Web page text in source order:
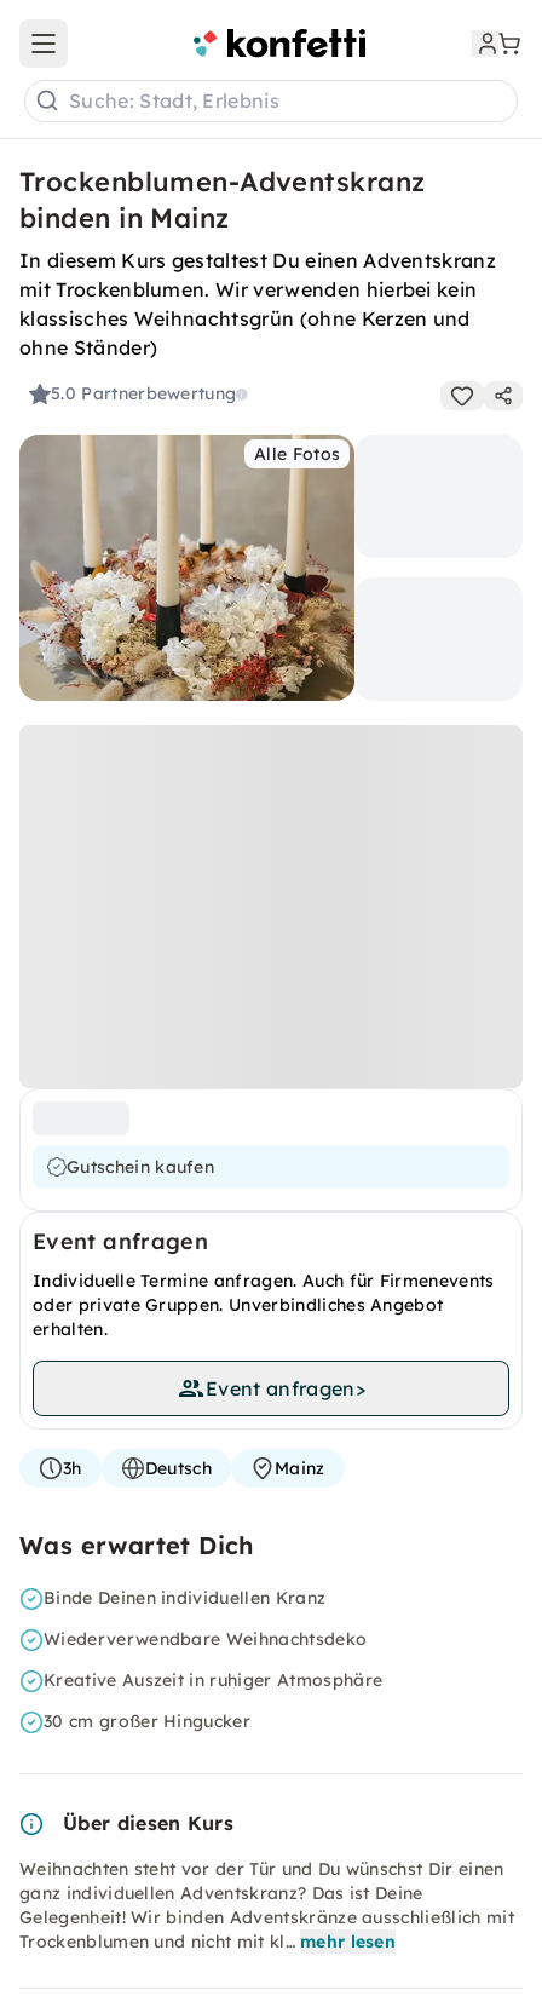
Open main menu
Suche: Stadt, Erlebnis
Trockenblumen-Adventskranz
binden in Mainz
In diesem Kurs gestaltest Du einen Adventskranz
mit Trockenblumen. Wir verwenden hierbei kein
klassisches Weihnachtsgrün (ohne Kerzen und
ohne Ständer)
5.0 Partnerbewertung
Alle Fotos
Gutschein kaufen
Event anfragen
Individuelle Termine anfragen. Auch für Firmenevents
oder private Gruppen. Unverbindliches Angebot
erhalten.
Event anfragen>
3h Deutsch Mainz
Was erwartet Dich
Binde Deinen individuellen Kranz
Wiederverwendbare Weihnachtsdeko
Kreative Auszeit in ruhiger Atmosphäre
30 cm großer Hingucker
Über diesen Kurs
Weihnachten steht vor der Tür und Du wünschst Dir einen
ganz individuellen Adventskranz? Das ist Deine
Gelegenheit! Wir binden Adventskränze ausschließlich mit
Trockenblumen und nicht mit kl… mehr lesen